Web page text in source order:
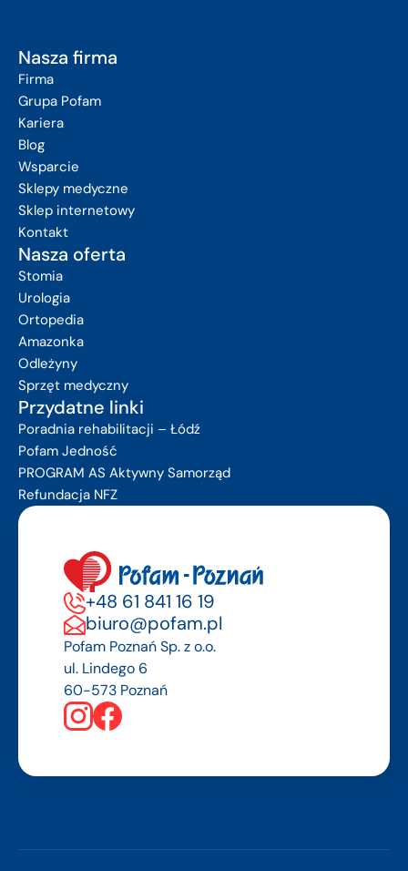
Nasza firma
Firma
Grupa Pofam
Kariera
Blog
Wsparcie
Sklepy medyczne
Sklep internetowy
Kontakt
Nasza oferta
Stomia
Urologia
Ortopedia
Amazonka
Odleżyny
Sprzęt medyczny
Przydatne linki
Poradnia rehabilitacji – Łódź
Pofam Jedność
PROGRAM AS Aktywny Samorząd
Refundacja NFZ
+48 61 841 16 19
biuro@pofam.pl
Pofam Poznań Sp. z o.o.
ul. Lindego 6
60-573 Poznań